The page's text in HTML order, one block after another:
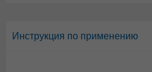
Инструкция по применению